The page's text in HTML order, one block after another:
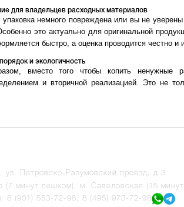
для владельцев расходных материалов
немного повреждена или вы не
это актуально для оригинальной
быстро, а оценка проводится честно
и экологичность
вместо того чтобы копить
и вторичной реализацией. Это не
ул. Петровско-Разумовский проезд, д.3
(7 минут пешком), м. Савеловская (15
8 (901) 553-72-98
8 (495) 973-72-98